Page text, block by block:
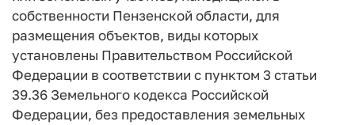
собственности Пензенской области, для
размещения объектов, виды которых
установлены Правительством Российской
Федерации в соответствии с пунктом 3 статьи
39.36 Земельного кодекса Российской
Федерации, без предоставления земельных